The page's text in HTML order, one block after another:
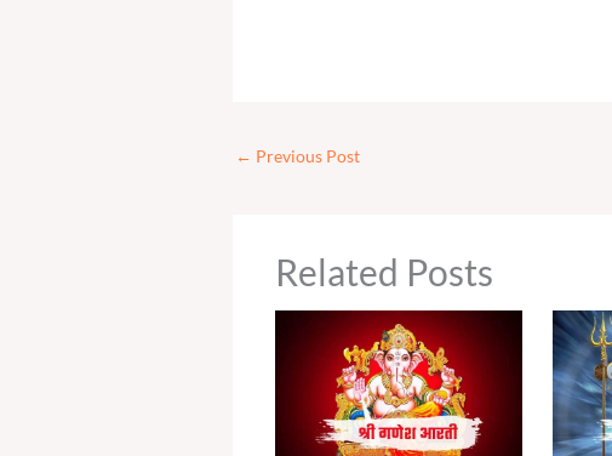
← Previous Post
Related Posts